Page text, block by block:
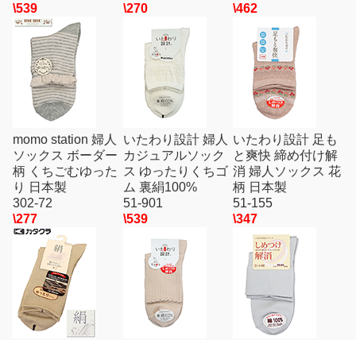
\539
\270
\462
momo station 婦人
ソックス ボーダー
柄 くちごむゆった
り 日本製
302-72
\277
いたわり設計 婦人
カジュアルソック
ス ゆったりくちゴ
ム 裏絹100%
51-901
\539
いたわり設計 足も
と爽快 締め付け解
消 婦人ソックス 花
柄 日本製
51-155
\347